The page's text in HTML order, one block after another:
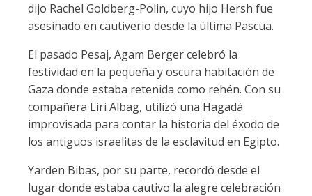
dijo Rachel Goldberg-Polin, cuyo hijo Hersh fue
asesinado en cautiverio desde la última Pascua.
El pasado Pesaj, Agam Berger celebró la
festividad en la pequeña y oscura habitación de
Gaza donde estaba retenida como rehén. Con su
compañera Liri Albag, utilizó una Hagadá
improvisada para contar la historia del éxodo de
los antiguos israelitas de la esclavitud en Egipto.
Yarden Bibas, por su parte, recordó desde el
lugar donde estaba cautivo la alegre celebración